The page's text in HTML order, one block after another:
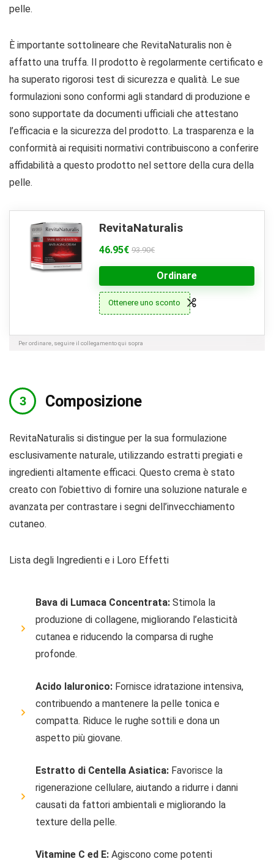
pelle.
È importante sottolineare che RevitaNaturalis non è
affatto una truffa. Il prodotto è regolarmente certificato e
ha superato rigorosi test di sicurezza e qualità. Le sue
formulazioni sono conformi agli standard di produzione e
sono supportate da documenti ufficiali che attestano
l’efficacia e la sicurezza del prodotto. La trasparenza e la
conformità ai requisiti normativi contribuiscono a conferire
affidabilità a questo prodotto nel settore della cura della
pelle.
RevitaNaturalis
46.95€ 93.90€
Ordinare
Ottenere uno sconto
Per ordinare, seguire il collegamento qui sopra
Composizione
RevitaNaturalis si distingue per la sua formulazione
esclusivamente naturale, utilizzando estratti pregiati e
ingredienti altamente efficaci. Questo crema è stato
creato con l’obiettivo di fornire una soluzione naturale e
avanzata per contrastare i segni dell’invecchiamento
cutaneo.
Lista degli Ingredienti e i Loro Effetti
Bava di Lumaca Concentrata: Stimola la
produzione di collagene, migliorando l’elasticità
cutanea e riducendo la comparsa di rughe
profonde.
Acido Ialuronico: Fornisce idratazione intensiva,
contribuendo a mantenere la pelle tonica e
compatta. Riduce le rughe sottili e dona un
aspetto più giovane.
Estratto di Centella Asiatica: Favorisce la
rigenerazione cellulare, aiutando a ridurre i danni
causati da fattori ambientali e migliorando la
texture della pelle.
Vitamine C ed E: Agiscono come potenti